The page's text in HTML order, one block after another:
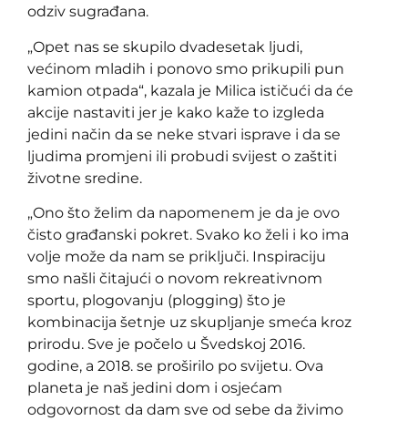
odziv sugrađana.
„Opet nas se skupilo dvadesetak ljudi,
većinom mladih i ponovo smo prikupili pun
kamion otpada“, kazala je Milica ističući da će
akcije nastaviti jer je kako kaže to izgleda
jedini način da se neke stvari isprave i da se
ljudima promjeni ili probudi svijest o zaštiti
životne sredine.
„Ono što želim da napomenem je da je ovo
čisto građanski pokret. Svako ko želi i ko ima
volje može da nam se priključi. Inspiraciju
smo našli čitajući o novom rekreativnom
sportu, plogovanju (plogging) što je
kombinacija šetnje uz skupljanje smeća kroz
prirodu. Sve je počelo u Švedskoj 2016.
godine, a 2018. se proširilo po svijetu. Ova
planeta je naš jedini dom i osjećam
odgovornost da dam sve od sebe da živimo